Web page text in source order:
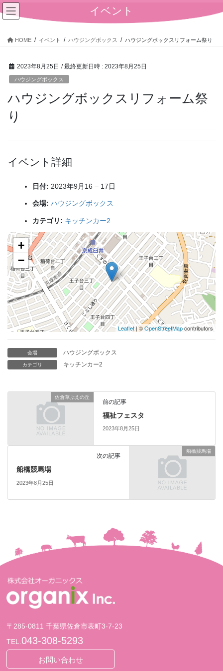
コ
ン
ナ
ビ
イベント
HOME イベント ハウジングボックス ハウジングボックスリフォーム祭り
2023年8月25日 / 最終更新日時 : 2023年8月25日
ハウジングボックス
ハウジングボックスリフォーム祭
り
イベント詳細
日付: 2023年9月16 – 17日
会場: ハウジングボックス
カテゴリ: キッチンカー2
+
−
Leaflet| ©OpenStreetMapcontributors
会場 ハウジングボックス
カテゴリ キッチンカー2
佐倉草ぶえの丘
前の記事
福祉フェスタ
2023年8月25日
船橋競馬場
次の記事
船橋競馬場
2023年8月25日
〒285-0811 千葉県佐倉市表町3-7-23
TEL.043-308-5293
お問い合わせ